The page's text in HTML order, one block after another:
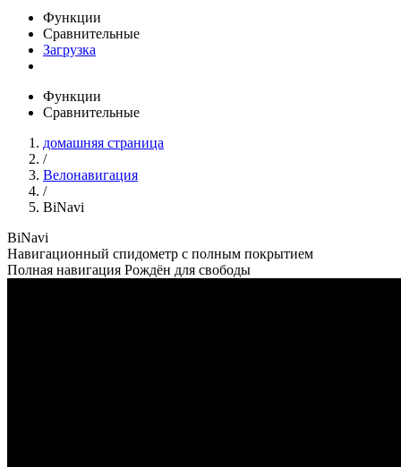
Функции
Сравнительные
Загрузка
Функции
Сравнительные
домашняя страница
/
Велонавигация
/
BiNavi
BiNavi
Навигационный спидометр с полным покрытием​
Полная навигация Рождён для свободы​